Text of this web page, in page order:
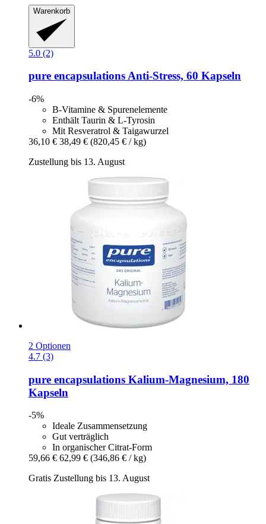
Warenkorb
5.0 (2)
pure encapsulationsAnti-​Stress, 60 Kapseln
-6%
B-Vitamine & Spurenelemente
Enthält Taurin & L-Tyrosin
Mit Resveratrol & Taigawurzel
36,10 € 38,49 € (820,45 € / kg)
Zustellung bis 13. August
2 Optionen
4.7 (3)
pure encapsulations Kalium-​Magnesium, 180
Kapseln
-5%
Ideale Zusammensetzung
Gut verträglich
In organischer Citrat-Form
59,66 € 62,99 € (346,86 € / kg)
Gratis Zustellung bis 13. August